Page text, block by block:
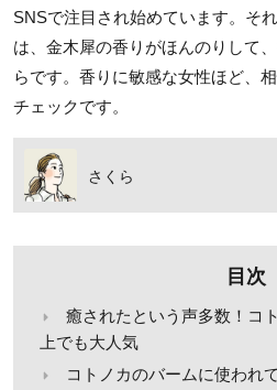
SNSで注目され始めています。そ
は、金木犀の香りがほんのりして
らです。香りに敏感な女性ほど、
チェックです。
さくら
目次
癒されたという声多数！コ
上でも大人気
コトノカのバームに使われ